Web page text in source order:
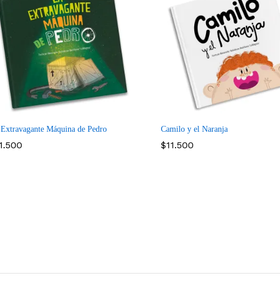
Máquina de Pedro Camilo y el Naranja
$11.500